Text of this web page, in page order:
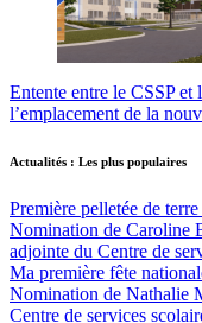
Entente entre le CSSP
l’emplacement de la
Actualités : Les plus populaires
Première pelletée de
Nomination de Caroline
adjointe du Centre de
Ma première fête
Nomination de Nathalie
Centre de services